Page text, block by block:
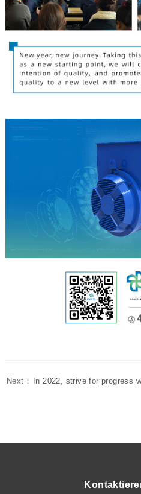
Next： In 2022, strive for progress